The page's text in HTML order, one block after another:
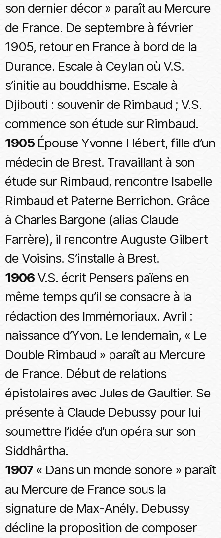
son dernier décor » paraît au Mercure
de France. De septembre à février
1905, retour en France à bord de la
Durance. Escale à Ceylan où V.S.
s’initie au bouddhisme. Escale à
Djibouti : souvenir de Rimbaud ; V.S.
commence son étude sur Rimbaud.
1905 Épouse Yvonne Hébert, fille d’un
médecin de Brest. Travaillant à son
étude sur Rimbaud, rencontre Isabelle
Rimbaud et Paterne Berrichon. Grâce
à Charles Bargone (alias Claude
Farrère), il rencontre Auguste Gilbert
de Voisins. S’installe à Brest.
1906V.S. écrit Pensers païens en
même temps qu’il se consacre à la
rédaction des Immémoriaux. Avril :
naissance d’Yvon. Le lendemain, « Le
Double Rimbaud » paraît au Mercure
de France. Début de relations
épistolaires avec Jules de Gaultier. Se
présente à Claude Debussy pour lui
soumettre l’idée d’un opéra sur son
Siddhârtha.
1907 « Dans un monde sonore » paraît
au Mercure de France sous la
signature de Max-Anély. Debussy
décline la proposition de composer